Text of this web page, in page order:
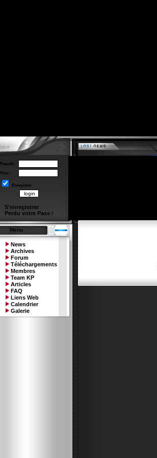
Pseudo :
Pass :
Enregistré
S'enregistrer
Perdu votre Pass?
Menu
News
Archives
Forum
Téléchargements
Membres
Team KP
Articles
FAQ
Liens Web
Calendrier
Galerie